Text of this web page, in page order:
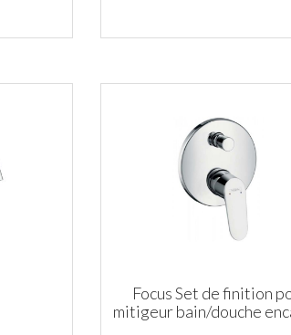
Focus Set de finition
mitigeur bain/douche